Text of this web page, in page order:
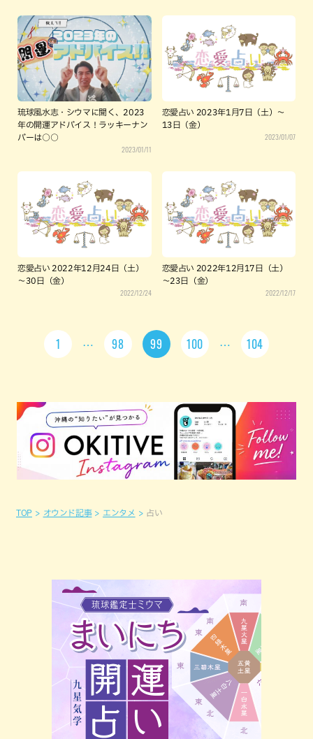
琉球風水志・シウマに聞く、2023
年の開運アドバイス！ラッキーナン
バーは○○
2023/01/11
恋愛占い 2023年1月7日（土）～
13日（金）
2023/01/07
恋愛占い 2022年12月24日（土）
～30日（金）
2022/12/24
恋愛占い 2022年12月17日（土）
～23日（金）
2022/12/17
1 98 99 100 104
TOP オウンド記事 エンタメ 占い